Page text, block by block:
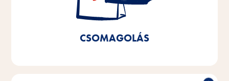
CSOMAGOLÁS
Alsó-Szászországban gyártott termékek csomagolása
100%-ban újrahasznosítható legyen, és 10%-kal
kevesebb műanyagot használjunk fel.